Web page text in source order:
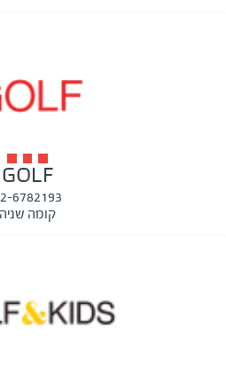
GOLF
6782193
קומה שניה